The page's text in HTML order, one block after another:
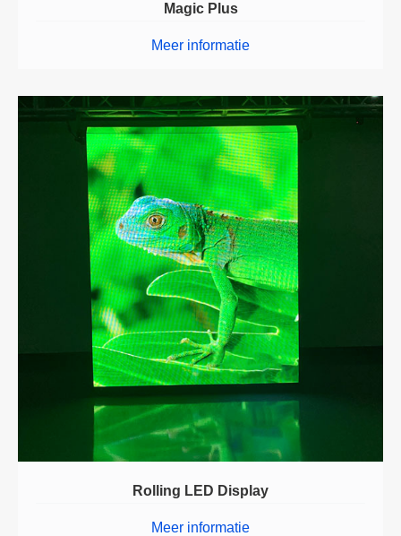
Magic Plus
Meer informatie
Rolling LED Display
Meer informatie